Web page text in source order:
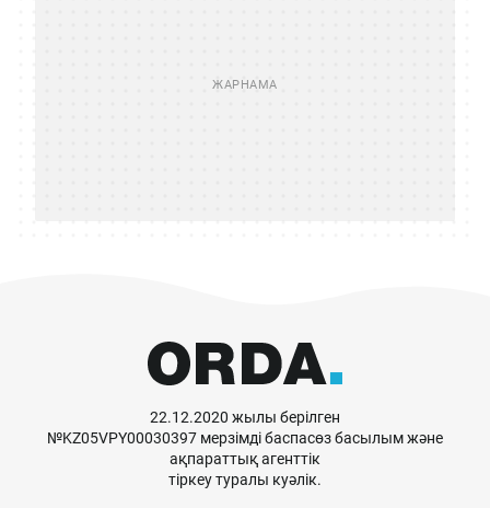
22.12.2020 жылы берілген
№KZ05VPY00030397 мерзімді баспасөз басылым және
ақпараттық агенттік
тіркеу туралы куәлік.